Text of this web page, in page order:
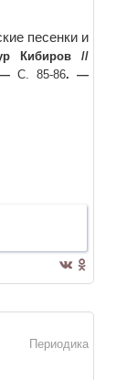
песенки и
Кибиров //
С. 85-86. —
Периодика